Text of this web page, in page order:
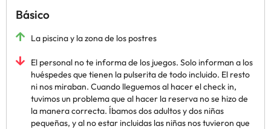
Básico
La piscina y la zona de los postres
El personal no te informa de los juegos. Solo informan a los
huéspedes que tienen la pulserita de todo incluido. El resto
ni nos miraban. Cuando lleguemos al hacer el check in,
tuvimos un problema que al hacer la reserva no se hizo de
la manera correcta. Íbamos dos adultos y dos niñas
pequeñas, y al no estar incluidas las niñas nos tuvieron que